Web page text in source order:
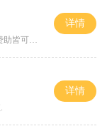
皆可嫖°
详情
详情